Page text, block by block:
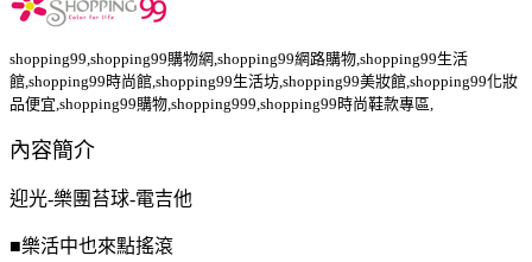
shopping99,shopping99購物網,shopping99網路購物,shopping99生活
館,shopping99時尚館,shopping99生活坊,shopping99美妝館,shopping99化妝
品便宜,shopping99購物,shopping999,shopping99時尚鞋款專區,
內容簡介
迎光-樂團苔球-電吉他
■樂活中也來點搖滾